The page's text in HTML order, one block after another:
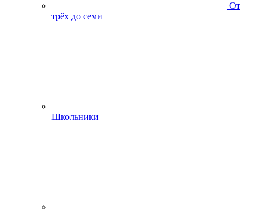
От
трёх до семи
Школьники